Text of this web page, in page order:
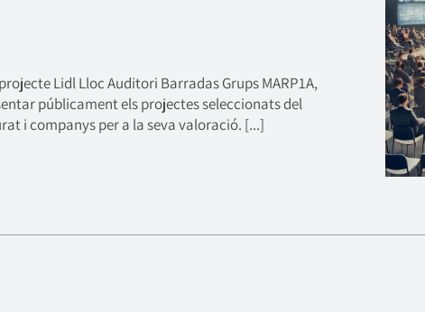
Lidl Lloc Auditori Barradas Grups MARP1A,
públicament els projectes seleccionats del
i companys per a la seva valoració. [...]